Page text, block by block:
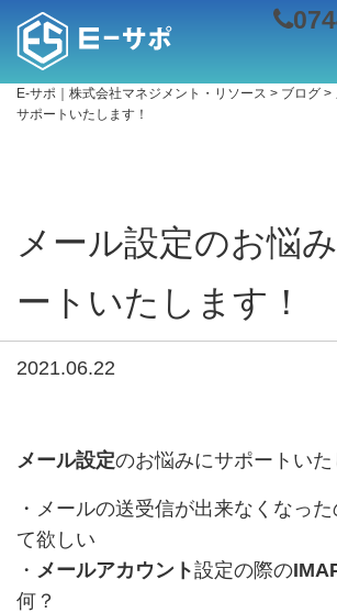
E-サポ｜株式会社マネジメント・リソース > ブログ >
サポートいたします！
メール設定のお悩
ートいたします！
2021.06.22
メール設定のお悩みにサポートいた
・メールの送受信が出来なくなっ
て欲しい
・ メールアカウント設定の際の
何？